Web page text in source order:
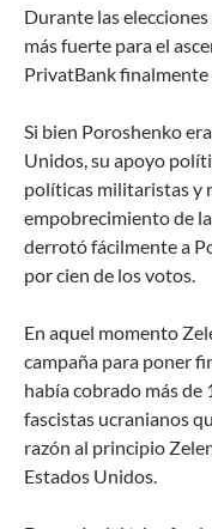
Durante las
más fuerte para el
PrivatBank finalmente
Si bien Poroshenko
Unidos, su apoyo
políticas militaristas y
empobrecimiento de
derrotó fácilmente a
por cien de los votos.
En aquel momento
campaña para poner
había cobrado más de
fascistas ucranianos
razón al principio
Estados Unidos.